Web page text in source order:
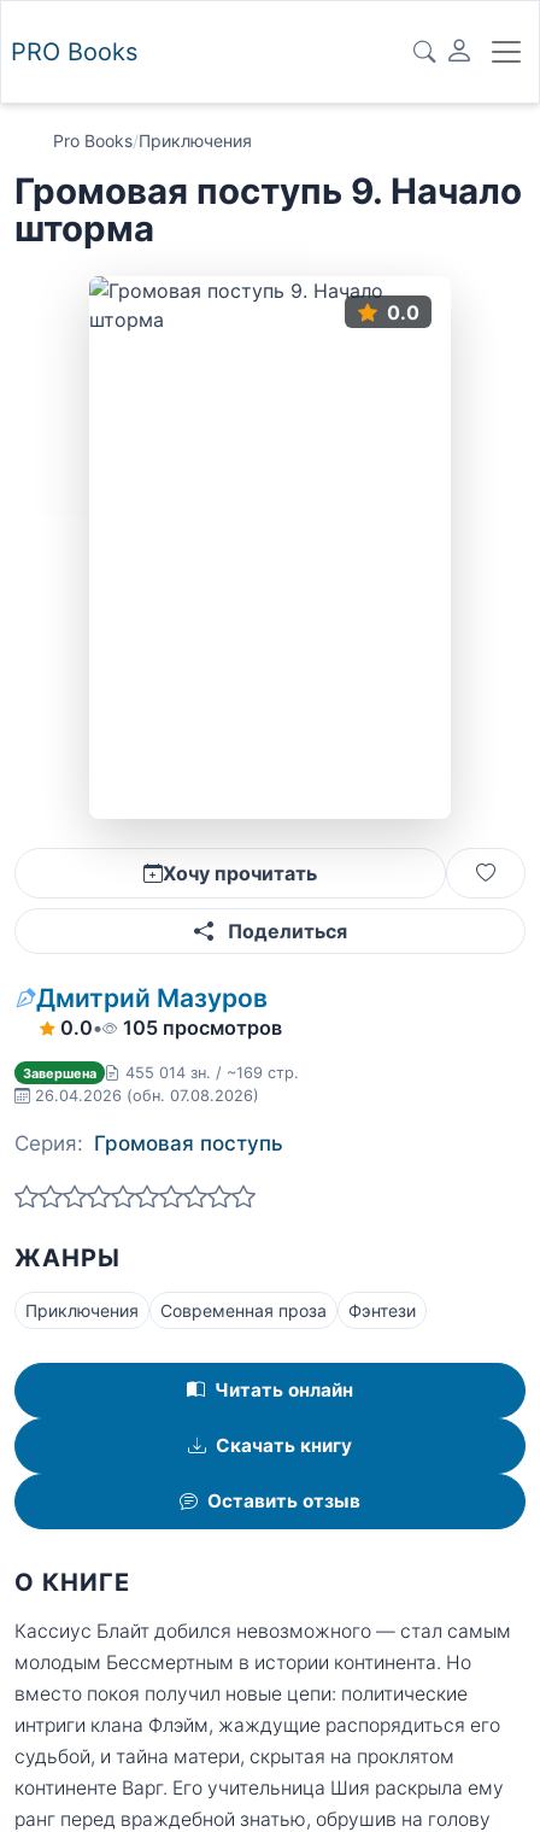
PRO Books
Pro Books/Приключения
Громовая поступь 9. Начало
шторма
0.0
Хочу прочитать
Поделиться
Дмитрий Мазуров
0.0• 105 просмотров
Завершена
455 014 зн. / ~169 стр.
26.04.2026 (обн. 07.08.2026)
Серия: Громовая поступь
ЖАНРЫ
Приключения Современная проза Фэнтези
Читать онлайн
Скачать книгу
Оставить отзыв
О КНИГЕ
Кассиус Блайт добился невозможного — стал самым
молодым Бессмертным в истории континента. Но
вместо покоя получил новые цепи: политические
интриги клана Флэйм, жаждущие распорядиться его
судьбой, и тайна матери, скрытая на проклятом
континенте Варг. Его учительница Шия раскрыла ему
ранг перед враждебной знатью, обрушив на голову